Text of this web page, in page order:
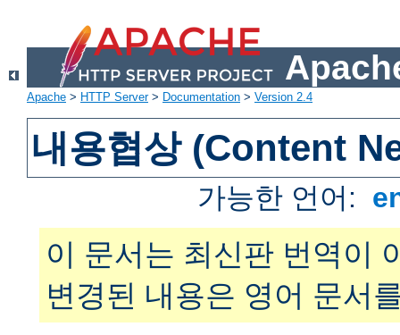
Apache > HTTP Server> Documentation > Version 2.4
내용협상 (Content
가능한 언어:
이 문서는 최신판 번역이
변경된 내용은 영어 문서